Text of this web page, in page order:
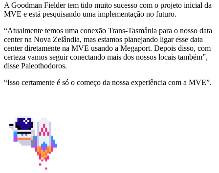
A Goodman Fielder tem tido muito sucesso com o projeto inicial da
MVE e está pesquisando uma implementação no futuro.
“Atualmente temos uma conexão Trans-Tasmânia para o nosso data
center na Nova Zelândia, mas estamos planejando ligar esse data
center diretamente na MVE usando a Megaport. Depois disso, com
certeza vamos seguir conectando mais dos nossos locais também”,
disse Paleothodoros.
“Isso certamente é só o começo da nossa experiência com a MVE”.